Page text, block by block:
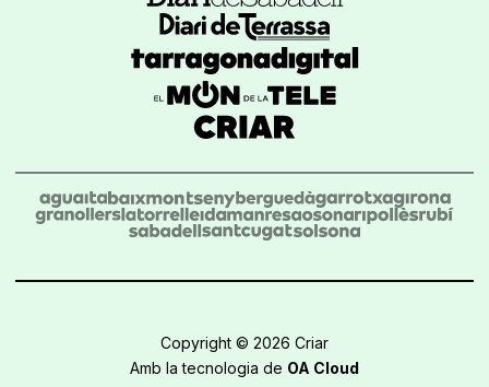
Copyright © 2026 Criar
Amb la tecnologia de OA Cloud